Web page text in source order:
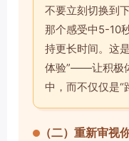
不要立刻切换到
那个感受中5-10
持更长时间。这
体验”——让积极
中，而不仅仅是“
（二）重新审视